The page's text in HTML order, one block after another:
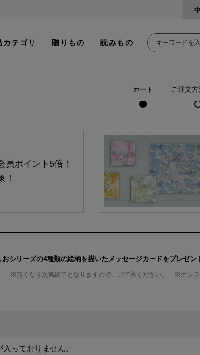
カテゴリ 贈りもの 読みもの
カート ご注文
員ポイント5倍！
！
シリーズの4種類の絵柄を描いたメッセージカードをプレゼン
※無くなり次第終了となりますので、ご了承ください。 ※オンラ
っておりません。